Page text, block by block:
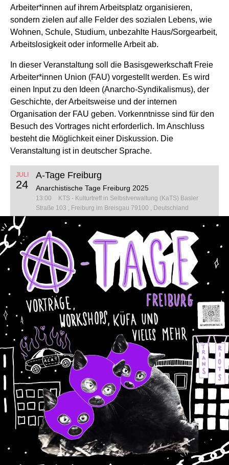
Arbeiter*innen auf ihrem Arbeitsplatz organisieren,
sondern zielen auf alle Felder des sozialen Lebens, wie
Wohnen, Schule, Studium, unbezahlte Haus/Sorgearbeit,
Arbeitslosigkeit oder informelle Arbeit ab.
In dieser Veranstaltung soll die Basisgewerkschaft Freie
Arbeiter*innen Union (FAU) vorgestellt werden. Es wird
einen Input zu den Ideen (Anarcho-Syndikalismus), der
Geschichte, der Arbeitsweise und der internen
Organisation der FAU geben. Vorkenntnisse sind für den
Besuch des Vortrages nicht erforderlich. Im Anschluss
besteht die Möglichkeit einer Diskussion. Die
Veranstaltung ist in deutscher Sprache.
JULI
24
A-Tage Freiburg
Anarchistische Tage Freiburg 2025
13:00 KTS - Kulturtreff in Selbstverwaltung (KaTS) Basler
Straße 103
Freiburg im Breisgau 79100 Deutschland